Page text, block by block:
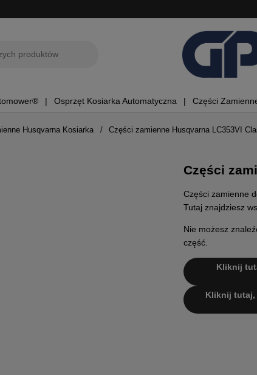
Osprzęt Kosiarka Automatyczna Części
Husqvarna Kosiarka Części zamienne Husqvarna LC353VI
Części
Części zamienne
Tutaj znajdziesz
Nie możesz
część.
Kliknij
Kliknij tutaj,